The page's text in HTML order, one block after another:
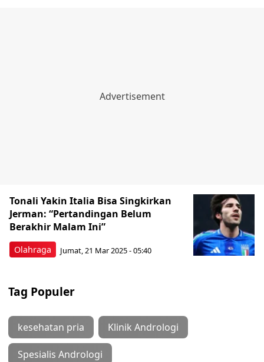
Olahraga
Tonali Yakin Italia Bisa Singkirkan
Jerman: “Pertandingan Belum
Berakhir Malam Ini”
Jumat, 21 Mar 2025 - 05:40
Tag Populer
kesehatan pria Klinik Andrologi
Spesialis Andrologi